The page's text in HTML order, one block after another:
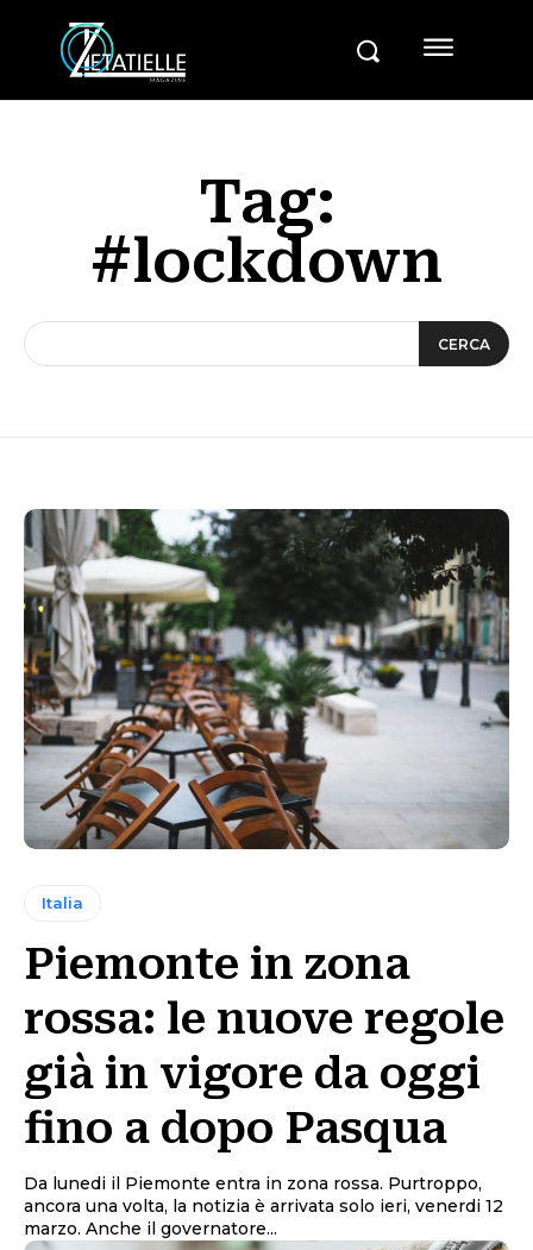
Tag:
#lockdown
CERCA
Italia
Piemonte in zona
rossa: le nuove regole
già in vigore da oggi
fino a dopo Pasqua
Da lunedi il Piemonte entra in zona rossa. Purtroppo,
ancora una volta, la notizia è arrivata solo ieri, venerdi 12
marzo. Anche il governatore...